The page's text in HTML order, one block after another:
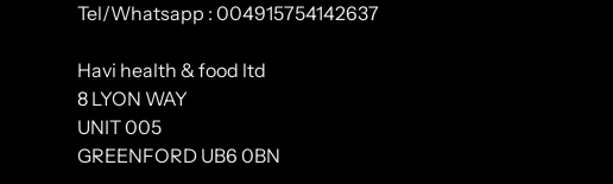
Tel/Whatsapp : 004915754142637
Havi health & food ltd
8 LYON WAY
UNIT 005
GREENFORD UB6 0BN